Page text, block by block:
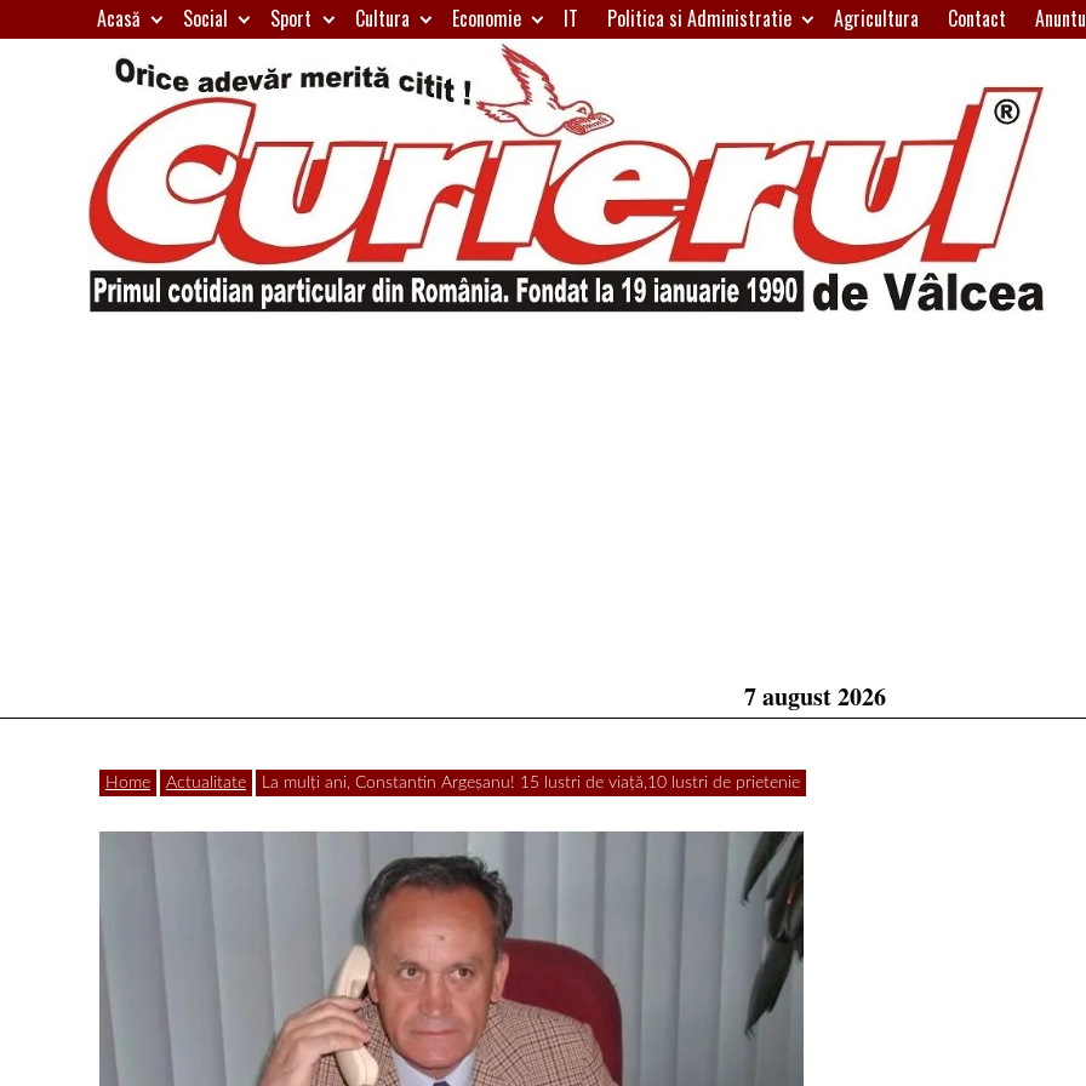
to
Acasă Social Sport Cultura Economie IT Politica si Administratie Agricultura Contact
7 august 2026
Home Actualitate La mulți ani, Constantin Argeșanu! 15 lustri de viață,10 lustri de prietenie